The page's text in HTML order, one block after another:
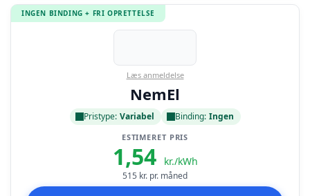
INGEN BINDING + FRI OPRETTELSE
Læs anmeldelse
NemEl
Pristype: Variabel Binding: Ingen
ESTIMERET PRIS
1,54 kr./kWh
515 kr. pr. måned